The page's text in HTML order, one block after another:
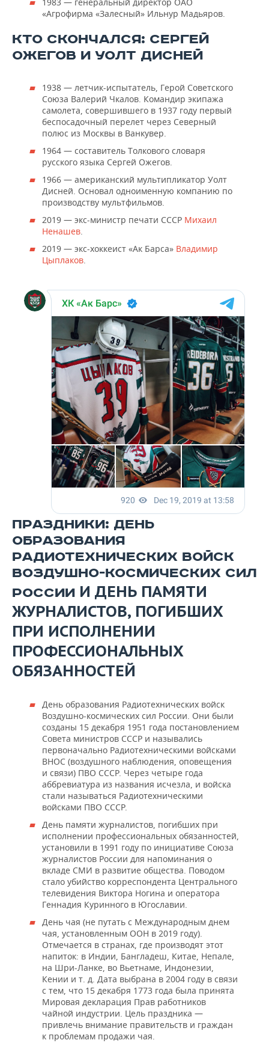
1983 — генеральный директор ОАО
«Агрофирма «Залесный» Ильнур Мадьяров.
КТО СКОНЧАЛСЯ: СЕРГЕЙ
ОЖЕГОВ И УОЛТ ДИСНЕЙ
1938 — летчик-испытатель, Герой Советского
Союза Валерий Чкалов. Командир экипажа
самолета, совершившего в 1937 году первый
беспосадочный перелет через Северный
полюс из Москвы в Ванкувер.
1964 — составитель Толкового словаря
русского языка Сергей Ожегов.
1966 — американский мультипликатор Уолт
Дисней. Основал одноименную компанию по
производству мультфильмов.
2019 — экс-министр печати СССР Михаил
Ненашев.
2019 — экс-хоккеист «Ак Барса» Владимир
Цыплаков.
ПРАЗДНИКИ: ДЕНЬ
ОБРАЗОВАНИЯ
РАДИОТЕХНИЧЕСКИХ ВОЙСК
ВОЗДУШНО-КОСМИЧЕСКИХ СИЛ
РОССИИ И ДЕНЬ ПАМЯТИ
ЖУРНАЛИСТОВ, ПОГИБШИХ
ПРИ ИСПОЛНЕНИИ
ПРОФЕССИОНАЛЬНЫХ
ОБЯЗАННОСТЕЙ
День образования Радиотехнических войск
Воздушно-космических сил России. Они были
созданы 15 декабря 1951 года постановлением
Совета министров СССР и назывались
первоначально Радиотехническими войсками
ВНОС (воздушного наблюдения, оповещения
и связи) ПВО СССР. Через четыре года
аббревиатура из названия исчезла, и войска
стали называться Радиотехническими
войсками ПВО СССР.
День памяти журналистов, погибших при
исполнении профессиональных обязанностей,
установили в 1991 году по инициативе Союза
журналистов России для напоминания о
вкладе СМИ в развитие общества. Поводом
стало убийство корреспондента Центрального
телевидения Виктора Ногина и оператора
Геннадия Куринного в Югославии.
День чая (не путать с Международным днем
чая, установленным ООН в 2019 году).
Отмечается в странах, где производят этот
напиток: в Индии, Бангладеш, Китае, Непале,
на Шри-Ланке, во Вьетнаме, Индонезии,
Кении и т. д. Дата выбрана в 2004 году в связи
с тем, что 15 декабря 1773 года была принята
Мировая декларация Прав работников
чайной индустрии. Цель праздника —
привлечь внимание правительств и граждан
к проблемам продажи чая.